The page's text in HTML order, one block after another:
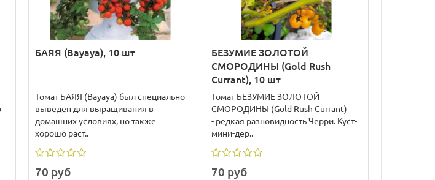
БАЯЯ (Bayaya), 10 шт
Томат БАЯЯ (Bayaya) был специально
выведен для выращивания в
домашних условиях, но также
хорошо раст..
70 руб
БЕЗУМИЕ ЗОЛОТОЙ
СМОРОДИНЫ (Gold Rush
Currant), 10 шт
Томат БЕЗУМИЕ ЗОЛОТОЙ
СМОРОДИНЫ (Gold Rush Currant)
- редкая разновидность Черри. Куст-
мини-дер..
70 руб